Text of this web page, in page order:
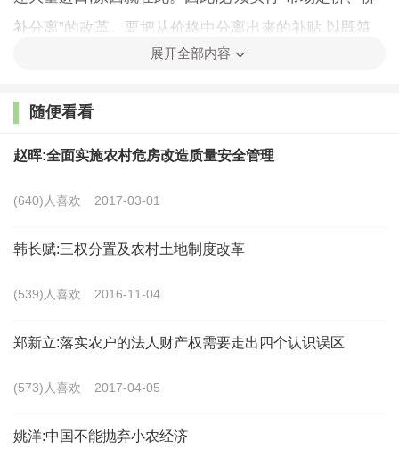
补分离”的改革。要把从价格中分离出来的补贴,以既符
合国情又合乎世贸组织规则的其他方式支付给农民,这样
平总书记提出的“保障国家粮食安全是农业结构性改革的
基本底线”的要求。
二、加快农业科技创新。
我国大豆亩产常年在250斤上下徘徊,比目前世界平均水
平低三分之一。如不尽快改变这种现象,国产大豆的市场
营规模细小,导致土地密集型农产品缺乏国际竞争力。因
此,发展规模经营是我国农业的必由之路。到去年底,农村
展开全部内容
随便看看
赵晖:全面实施农村危房改造质量安全管理
(640)人喜欢 2017-03-01
韩长赋:三权分置及农村土地制度改革
(539)人喜欢 2016-11-04
郑新立:落实农户的法人财产权需要走出四个认识误区
(573)人喜欢 2017-04-05
姚洋:中国不能抛弃小农经济